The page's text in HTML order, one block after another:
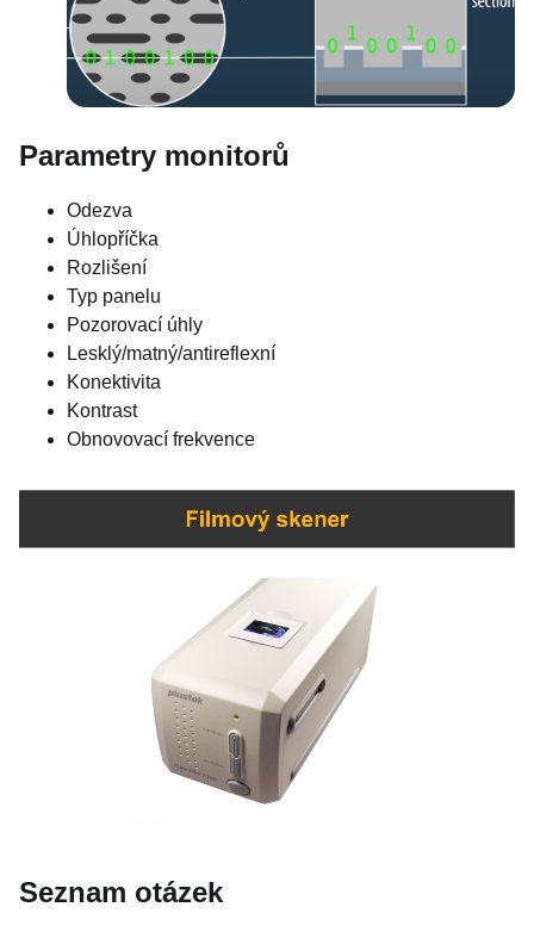
Parametry monitorů
Odezva
Úhlopříčka
Rozlišení
Typ panelu
Pozorovací úhly
Lesklý/matný/antireflexní
Konektivita
Kontrast
Obnovovací frekvence
Seznam otázek